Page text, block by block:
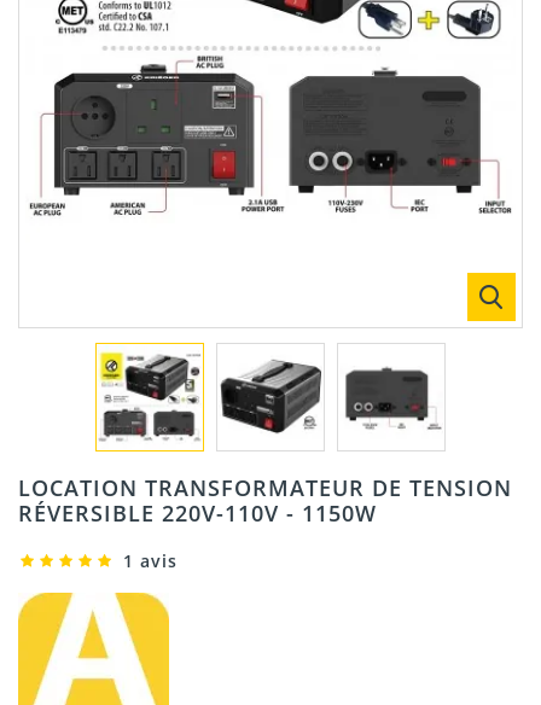
LOCATION TRANSFORMATEUR DE TENSION
RÉVERSIBLE 220V-110V - 1150W
1 avis